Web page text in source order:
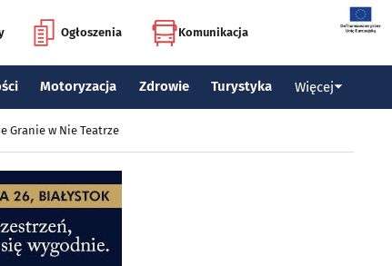
Ogłoszenia Komunikacja
Motoryzacja Zdrowie Turystyka Więcej
Granie w Nie Teatrze